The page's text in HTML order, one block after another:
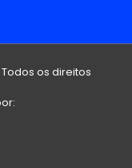
os direitos